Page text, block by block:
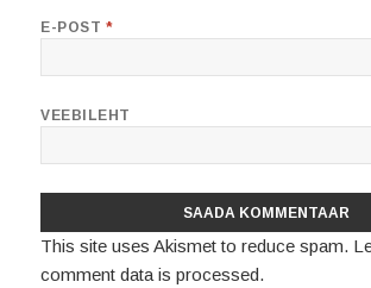
E-POST *
VEEBILEHT
This site uses Akismet to reduce spam.
comment data is processed.